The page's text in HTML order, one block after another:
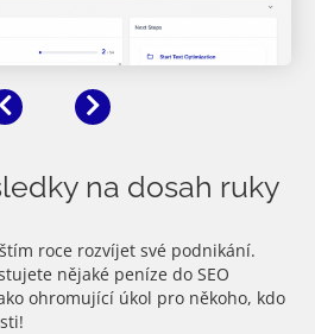
PředchozíDalší
na dosah ruky
roce rozvíjet své podnikání.
nějaké peníze do SEO
ohromující úkol pro někoho, kdo